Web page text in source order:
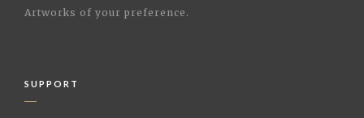
Artworks of your preference.
SUPPORT